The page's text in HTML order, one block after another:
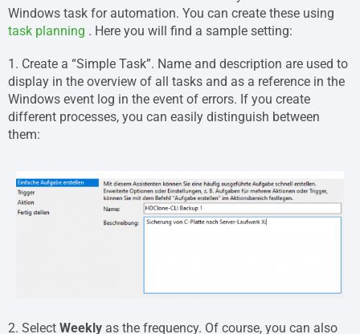
Windows task for automation. You can create these using
task planning . Here you will find a sample setting:
1. Create a “Simple Task”. Name and description are used to
display in the overview of all tasks and as a reference in the
Windows event log in the event of errors. If you create
different processes, you can easily distinguish between
them:
2. Select Weekly as the frequency. Of course, you can also